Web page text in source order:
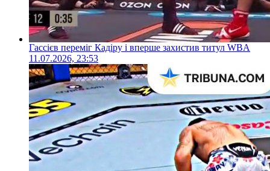
Гассієв переміг Кадіру і вперше захистив титул WBA
11.07.2026, 23:53